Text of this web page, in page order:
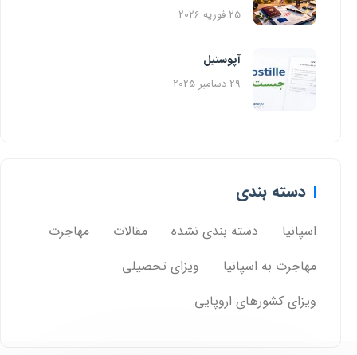
25 فوریه 2026
آپوستیل
29 دسامبر 2025
دسته بندی
اسپانیا دسته بندی نشده مقالات
مهاجرت
مهاجرت به اسپانیا
ویزای تحصیلی
ویزای کشورهای اروپایی